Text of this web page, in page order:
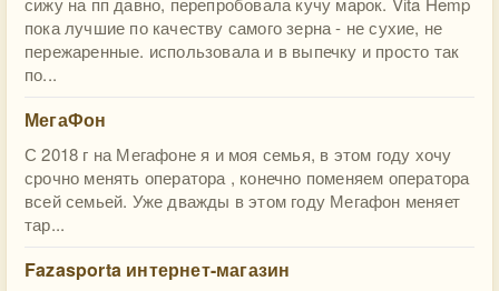
пока лучшие по качеству самого зерна - не сухие, не
пережаренные. использовала и в выпечку и просто так
по...
МегаФон
С 2018 г на Мегафоне я и моя семья, в этом году хочу
срочно менять оператора , конечно поменяем оператора
всей семьей. Уже дважды в этом году Мегафон меняет
тар...
Fazasporta интернет-магазин